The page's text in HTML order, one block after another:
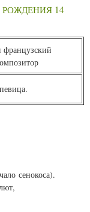
14
сенокоса).